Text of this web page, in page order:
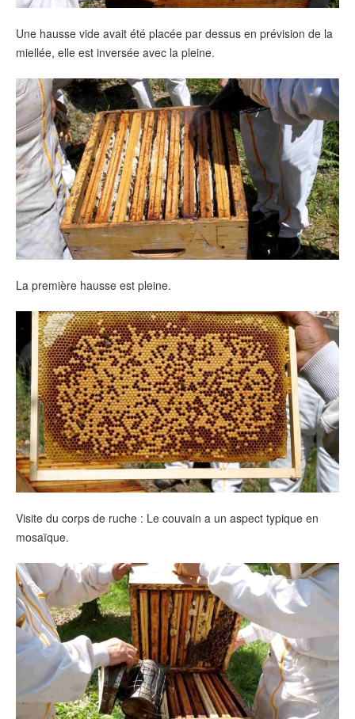
Une hausse vide avait été placée par dessus en prévision de la
miellée, elle est inversée avec la pleine.
La première hausse est pleine.
Visite du corps de ruche : Le couvain a un aspect typique en
mosaïque.